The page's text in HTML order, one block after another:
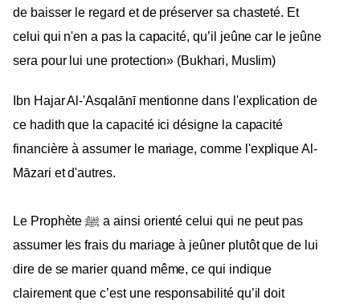
de baisser le regard et de préserver sa chasteté. Et
celui qui n'en a pas la capacité, qu’il jeûne car le jeûne
sera pour lui une protection» (Bukhari, Muslim)
Ibn Hajar Al-'Asqalānī mentionne dans l'explication de
ce hadith que la capacité ici désigne la capacité
financière à assumer le mariage, comme l'explique Al-
Māzari et d'autres.
Le Prophète ﷺ a ainsi orienté celui qui ne peut pas
assumer les frais du mariage à jeûner plutôt quede lui
dire de se marier quand même, ce qui indique
clairement que c’est une responsabilité qu’il doit